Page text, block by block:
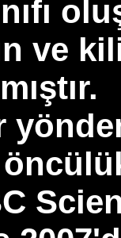
ve